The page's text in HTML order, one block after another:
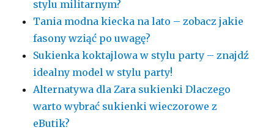
stylu militarnym?
Tania modna kiecka na lato – zobacz jakie
fasony wziąć po uwagę?
Sukienka koktajlowa w stylu party – znajdź
idealny model w stylu party!
Alternatywa dla Zara sukienki Dlaczego
warto wybrać sukienki wieczorowe z
eButik?